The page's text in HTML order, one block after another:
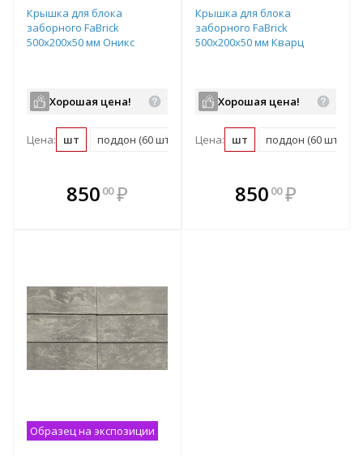
Крышка для блока
заборного FaBrick
500х200х50 мм Оникс
Хорошая цена!
Цена: шт поддон (60 шт)
850 00 ₽
В комплекте
всегда выгоднее!
Крышка для блока
заборного FaBrick
500х200х50 мм Кварц
Хорошая цена!
Цена: шт поддон (60 шт)
В комплекте
всегда выгоднее!
850 00 ₽
Образец на экспозиции